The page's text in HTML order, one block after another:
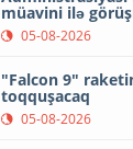
müavini ilə
05-08-2026
"Falcon 9"
toqquşacaq
05-08-2026